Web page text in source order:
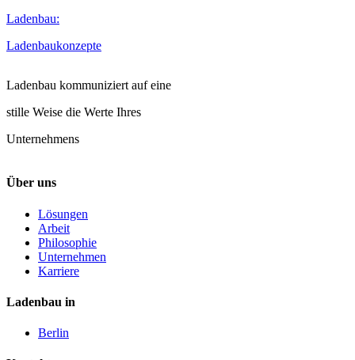
Ladenbau:
Ladenbaukonzepte
Ladenbau kommuniziert auf eine
stille Weise die Werte Ihres
Unternehmens
Über uns
Lösungen
Arbeit
Philosophie
Unternehmen
Karriere
Ladenbau in
Berlin